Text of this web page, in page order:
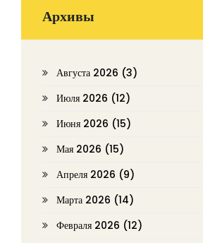
Архивы
Августа 2026 (3)
Июля 2026 (12)
Июня 2026 (15)
Мая 2026 (15)
Апреля 2026 (9)
Марта 2026 (14)
Февраля 2026 (12)